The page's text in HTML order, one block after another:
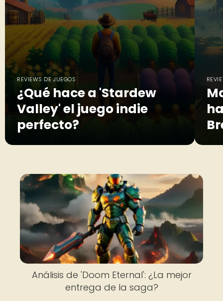
REVIEWS DE JUEGOS
¿Qué hace a 'Stardew
Valley' el juego indie
perfecto?
Análisis de 'Doom Eternal': ¿La mejor
entrega de la saga?